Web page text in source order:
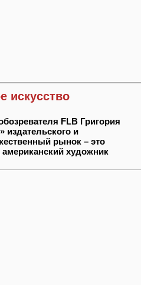
искусство
FLB Григория
издательского и
рынок – это
американский художник